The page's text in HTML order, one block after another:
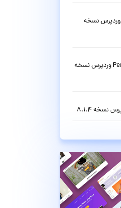
افزونه فارسی سئو Yoast SEO Premium وردپرس نسخه
افزونه افزایش سرعت وبسایت Perfmatters وردپرس نسخه